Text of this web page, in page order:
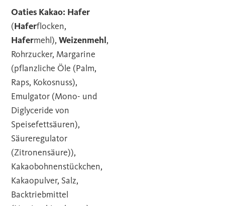
Oaties Kakao: Hafer
(Haferflocken,
Hafermehl), Weizenmehl,
Rohrzucker, Margarine
(pflanzliche Öle (Palm,
Raps, Kokosnuss),
Emulgator (Mono- und
Diglyceride von
Speisefettsäuren),
Säureregulator
(Zitronensäure)),
Kakaobohnenstückchen,
Kakaopulver, Salz,
Backtriebmittel